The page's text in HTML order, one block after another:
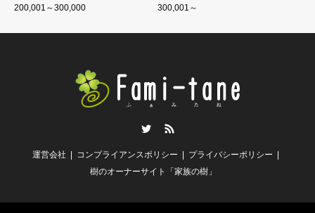
200,001～300,000
300,001～
運営会社 コンプライアンスポリシー
プライバシーポリシー
樹のオーナーサイト「家族の樹」